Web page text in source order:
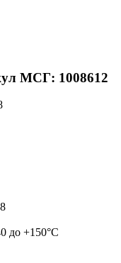
МСГ: 1008612
до +150°C